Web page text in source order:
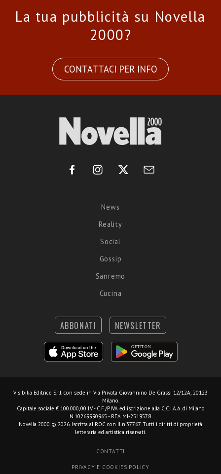
La tua pubblicità su Novella
2000?
CONTATTACI PER INFO
News
Reality
Social
Gossip
Sanremo
Cucina
ABBONATI NEWSLETTER
Visibilia Editrice S.r.l. con sede in Via Privata Giovannino De Grassi 12/12A, 20123
Milano.
Capitale sociale € 100.000,00 I.V. - C.F./P.IVA ed iscrizione alla C.C.I.A.A. di Milano
N.10269990965 - REA MI-2519578.
Novella 2000 © 2026. Iscritta al ROC con il n.37767. Tutti i diritti di proprietà
letteraria ed artistica riservati.
CONTATTI
PRIVACY E COOKIES POLICY